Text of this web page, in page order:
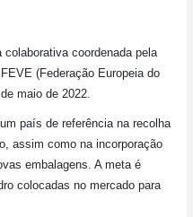
coordenada pela
(Federação Europeia do
maio de 2022.
país de referência na recolha
assim como na incorporação
embalagens. A meta é
colocadas no mercado para